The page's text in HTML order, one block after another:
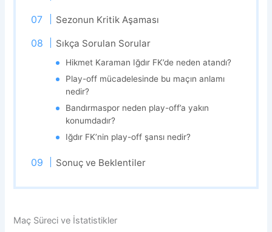
Sezonun Kritik Aşaması
Sıkça Sorulan Sorular
Hikmet Karaman Iğdır FK’de neden atandı?
Play-off mücadelesinde bu maçın anlamı
nedir?
Bandırmaspor neden play-off’a yakın
konumdadır?
Iğdır FK’nin play-off şansı nedir?
Sonuç ve Beklentiler
Maç Süreci ve İstatistikler